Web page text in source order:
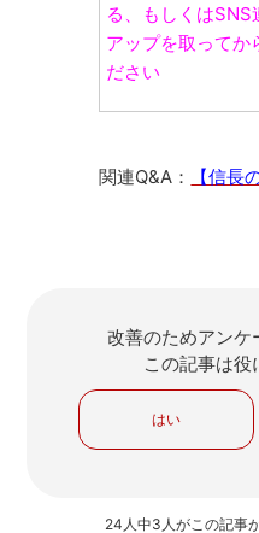
る、もしくは
アップを取ってか
ださい
関連Q&A： 【信長
改善のためアンケ
この記事は役
はい
24人中3人がこの記事